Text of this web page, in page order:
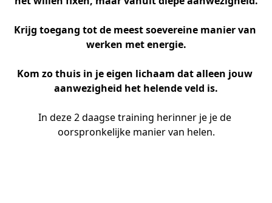
Krijg toegang tot de meest soevereine manier van
werken met energie.
Kom zo thuis in je eigen lichaam dat alleen jouw
aanwezigheid het helende veld is.
In deze 2 daagse training herinner je je de
oorspronkelijke manier van helen.